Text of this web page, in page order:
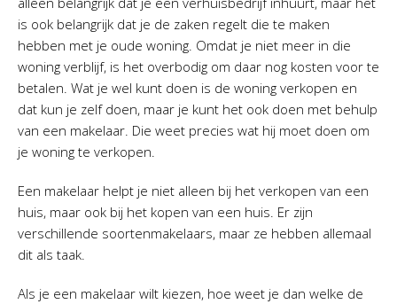
is ook belangrijk dat je de zaken regelt die te maken
hebben met je oude woning. Omdat je niet meer in die
woning verblijf, is het overbodig om daar nog kosten voor te
betalen. Wat je wel kunt doen is de woning verkopen en
dat kun je zelf doen, maar je kunt het ook doen met behulp
van een makelaar. Die weet precies wat hij moet doen om
je woning te verkopen.
Een makelaar helpt je niet alleen bij het verkopen van een
huis, maar ook bij het kopen van een huis. Er zijn
verschillende soortenmakelaars, maar ze hebben allemaal
dit als taak.
Als je een makelaar wilt kiezen, hoe weet je dan welke de